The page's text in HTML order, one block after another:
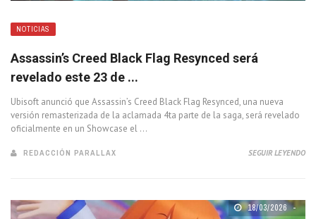
NOTICIAS
Assassin’s Creed Black Flag Resynced será
revelado este 23 de ...
Ubisoft anunció que Assassin’s Creed Black Flag Resynced, una nueva
versión remasterizada de la aclamada 4ta parte de la saga, será revelado
oficialmente en un Showcase el ...
REDACCIÓN PARALLAX SEGUIR LEYENDO
18/03/2026